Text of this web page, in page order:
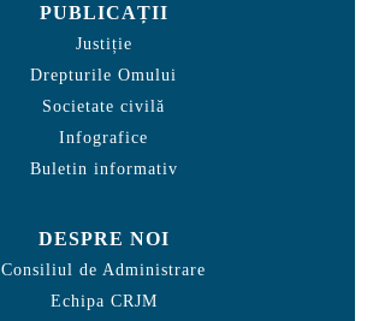
PUBLICAȚII
Justiție
Drepturile Omului
Societate civilă
Infografice
Buletin informativ
DESPRE NOI
Consiliul de Administrare
Echipa CRJM